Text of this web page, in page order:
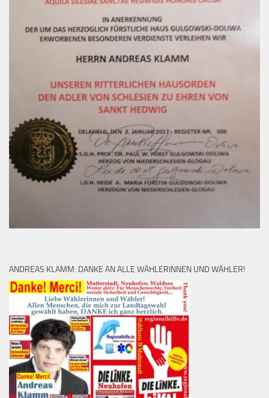
ANDREAS KLAMM: DANKE AN ALLE WÄHLERINNEN UND WÄHLER!